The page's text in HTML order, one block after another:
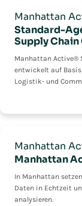
Manhattan
Standard-
Supply
Manhattan Active®
entwickelt auf
Logistik- und
Manhattan
Manhattan
In Manhattan
Daten in Echtzeit
analysieren.